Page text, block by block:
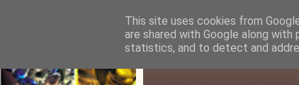
This site uses cookies from
are shared with Google along
statistics, and to detect and